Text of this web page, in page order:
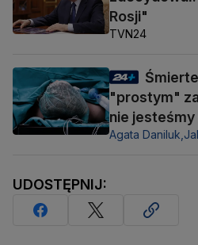
Rosji"
TVN24
"prostym"
nie
Agata Daniluk,
UDOSTĘPNIJ: